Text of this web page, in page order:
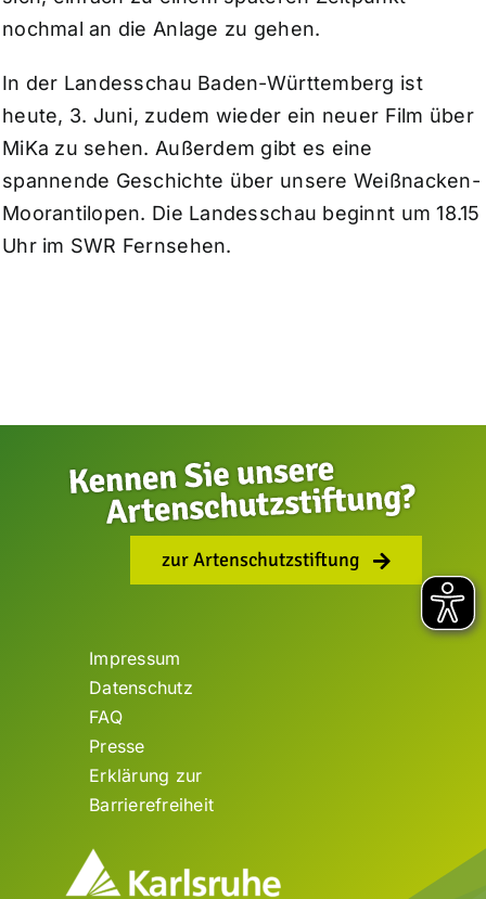
nochmal an die Anlage zu gehen.
In der Landesschau Baden-Württemberg ist
heute, 3. Juni, zudem wieder ein neuer Film über
MiKa zu sehen. Außerdem gibt es eine
spannende Geschichte über unsere Weißnacken-
Moorantilopen. Die Landesschau beginnt um 18.15
Uhr im SWR Fernsehen.
zur Artenschutzstiftung
Impressum
Datenschutz
FAQ
Presse
Erklärung zur
Barrierefreiheit